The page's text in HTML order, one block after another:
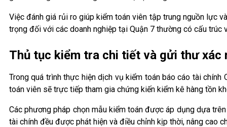
Việc đánh giá rủi ro giúp kiểm toán viên tập trung nguồn lực
trọng đối với các doanh nghiệp tại Quận 7 thường có cấu trúc
Thủ tục kiểm tra chi tiết và gửi thư xác
Trong quá trình thực hiện dịch vụ kiểm toán báo cáo tài
toán viên sẽ trực tiếp tham gia chứng kiến kiểm kê hàng tồn
Các phương pháp chọn mẫu kiểm toán được áp dụng dựa
tài chính đều được phát hiện và điều chỉnh kịp thời, nâng cao